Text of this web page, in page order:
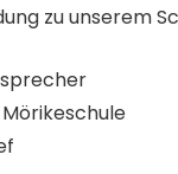
zu unserem